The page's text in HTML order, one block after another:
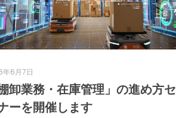
年6月7日
棚卸業務・在庫管理」の進め方セ
ーを開催します